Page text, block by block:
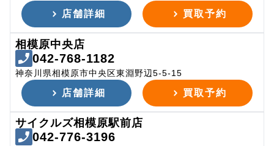
店舗詳細 買取予約
相模原中央店
042-768-1182
神奈川県相模原市中央区東淵野辺5-5-15
店舗詳細 買取予約
サイクルズ相模原駅前店
042-776-3196